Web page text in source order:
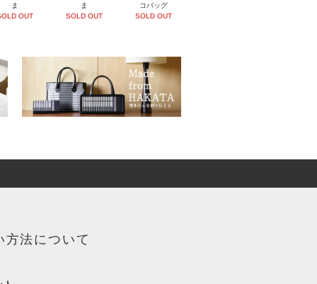
ま
OUT
ま
SOLD OUT
コバッグ
SOLD OUT
方法について